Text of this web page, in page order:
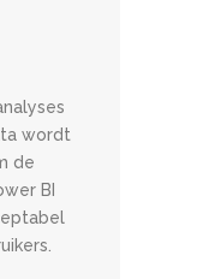
wordt
de
BI